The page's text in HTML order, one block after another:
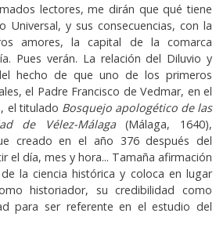
lectores, me dirán que qué tiene
Universal, y sus consecuencias, con la
amores, la capital de la comarca
Pues verán. La relación del Diluvio y
hecho de que uno de los primeros
el Padre Francisco de Vedmar, en el
el titulado Bosquejo apologético de las
de Vélez-Málaga(Málaga, 1640),
creado en el año 376 después del
el día, mes y hora... Tamaña afirmación
la ciencia histórica y coloca en lugar
his­to­riador, su credibilidad como
para ser referente en el estudio del